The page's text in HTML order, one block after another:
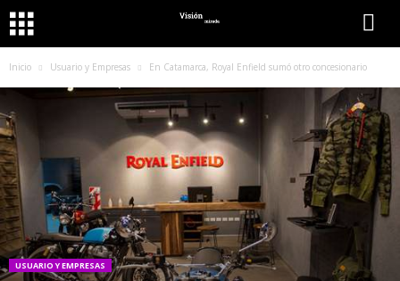
Inicio Usuario y Empresas En Catamarca, Royal Enfield sumó otro concesionario
USUARIO Y EMPRESAS